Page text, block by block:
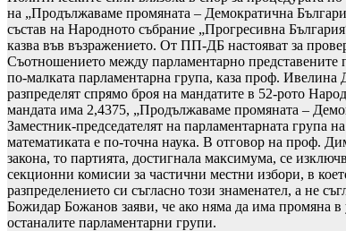
на „Продължаваме промяната – Демократична
състав на Народното събрание „Прогресивна
казва във възражението. От ПП-ДБ настояват за
Съотношението между парламентарно представените
по-малката парламентарна група, каза проф.
разпределят спрямо броя на мандатите в 52-рото
мандата има 2,4375, „Продължаваме промяната –
Заместник-председателят на парламентарната група
математиката е по-точна наука. В отговор на проф.
закона, то партията, достигнала максимума, се
секционни комисии за частични местни избори, в
разпределението си съгласно този знаменател, а не
Божидар Божанов заяви, че ако няма да има промяна
останалите парламентарни групи.